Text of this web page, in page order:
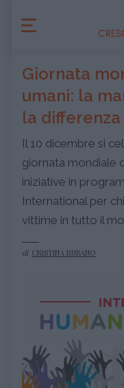
Giornata
umani: la
la differenza
Il 10 dicembre si
giornata mondiale
iniziative in
International per
vittime in tutto il
di CRISTINA RUBANO